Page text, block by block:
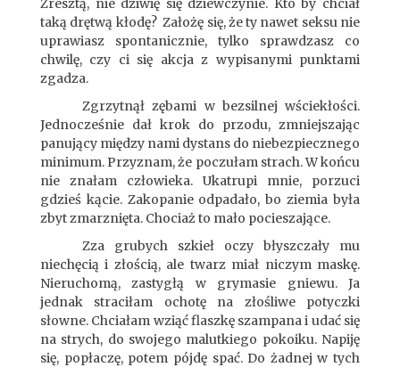
Zresztą, nie dziwię się dziewczynie. Kto by chciał
taką drętwą kłodę? Założę się, że ty nawet seksu nie
uprawiasz spontanicznie, tylko sprawdzasz co
chwilę, czy ci się akcja z wypisanymi punktami
zgadza.
Zgrzytnął zębami w bezsilnej wściekłości.
Jednocześnie dał krok do przodu, zmniejszając
panujący między nami dystans do niebezpiecznego
minimum. Przyznam, że poczułam strach. W końcu
nie znałam człowieka. Ukatrupi mnie, porzuci
gdzieś kącie. Zakopanie odpadało, bo ziemia była
zbyt zmarznięta. Chociaż to mało pocieszające.
Zza grubych szkieł oczy błyszczały mu
niechęcią i złością, ale twarz miał niczym maskę.
Nieruchomą, zastygłą w grymasie gniewu. Ja
jednak straciłam ochotę na złośliwe potyczki
słowne. Chciałam wziąć flaszkę szampana i udać się
na strych, do swojego malutkiego pokoiku. Napiję
się, popłaczę, potem pójdę spać. Do żadnej w tych